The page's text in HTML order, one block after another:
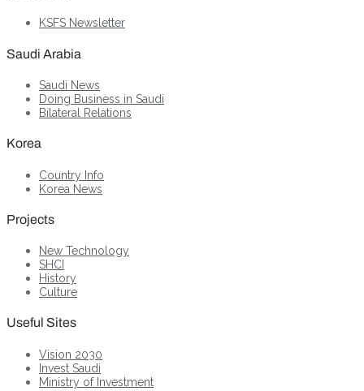
KSFS Newsletter
Saudi Arabia
Saudi News
Doing Business in Saudi
Bilateral Relations
Korea
Country Info
Korea News
Projects
New Technology
SHCI
History
Culture
Useful Sites
Vision 2030
Invest Saudi
Ministry of Investment